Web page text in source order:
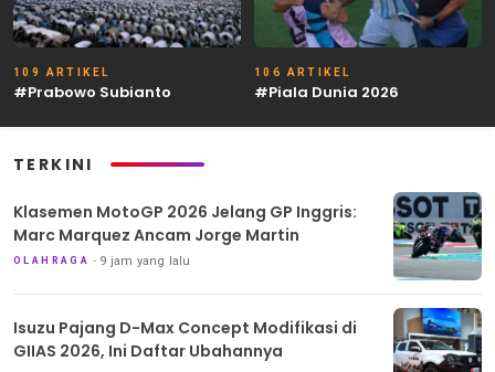
109 ARTIKEL
#Prabowo Subianto
106 ARTIKEL
#Piala Dunia 2026
TERKINI
Klasemen MotoGP 2026 Jelang GP Inggris:
Marc Marquez Ancam Jorge Martin
OLAHRAGA 9 jam yang lalu
Isuzu Pajang D-Max Concept Modifikasi di
GIIAS 2026, Ini Daftar Ubahannya